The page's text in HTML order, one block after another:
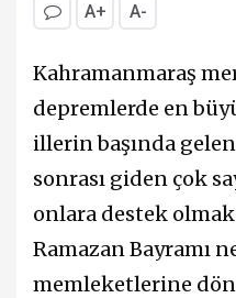
A+ A-
Kahramanmaraş
depremlerde en
illerin başında
sonrası giden çok
onlara destek
Ramazan Bayramı
memleketlerine